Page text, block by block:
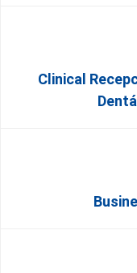
Clinical